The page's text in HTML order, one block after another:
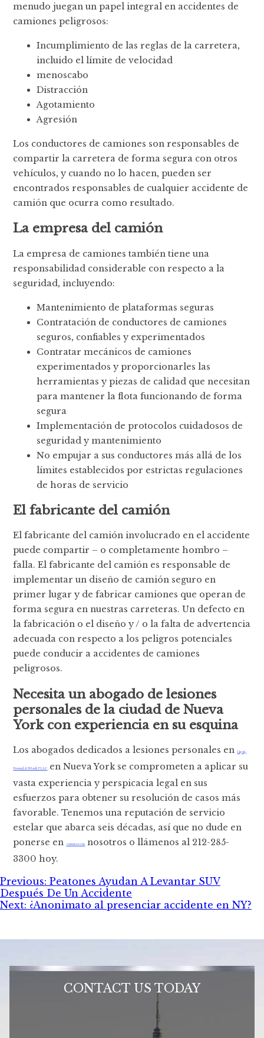
menudo juegan un papel integral en accidentes de
camiones peligrosos:
Incumplimiento de las reglas de la carretera,
incluido el límite de velocidad
menoscabo
Distracción
Agotamiento
Agresión
Los conductores de camiones son responsables de
compartir la carretera de forma segura con otros
vehículos, y cuando no lo hacen, pueden ser
encontrados responsables de cualquier accidente de
camión que ocurra como resultado.
La empresa del camión
La empresa de camiones también tiene una
responsabilidad considerable con respecto a la
seguridad, incluyendo:
Mantenimiento de plataformas seguras
Contratación de conductores de camiones
seguros, confiables y experimentados
Contratar mecánicos de camiones
experimentados y proporcionarles las
herramientas y piezas de calidad que necesitan
para mantener la flota funcionando de forma
segura
Implementación de protocolos cuidadosos de
seguridad y mantenimiento
No empujar a sus conductores más allá de los
límites establecidos por estrictas regulaciones
de horas de servicio
El fabricante del camión
El fabricante del camión involucrado en el accidente
puede compartir – o completamente hombro –
falla. El fabricante del camión es responsable de
implementar un diseño de camión seguro en
primer lugar y de fabricar camiones que operan de
forma segura en nuestras carreteras. Un defecto en
la fabricación o el diseño y / o la falta de advertencia
adecuada con respecto a los peligros potenciales
puede conducir a accidentes de camiones
peligrosos.
Necesita un abogado de lesiones
personales de la ciudad de Nueva
York con experiencia en su esquina
Los abogados dedicados a lesiones personales en Lipsig,
Freund, & Wisell, PLLC
en Nueva York se comprometen a aplicar su
vasta experiencia y perspicacia legal en sus
esfuerzos para obtener su resolución de casos más
favorable. Tenemos una reputación de servicio
estelar que abarca seis décadas, así que no dude en
ponerse en
contacto con
nosotros o llámenos al 212-285-
3300 hoy.
Post
navigation
Previous: Peatones Ayudan A Levantar SUV
Después De Un Accidente
Next: ¿Anonimato al presenciar accidente en NY?
CONTACT US TODAY